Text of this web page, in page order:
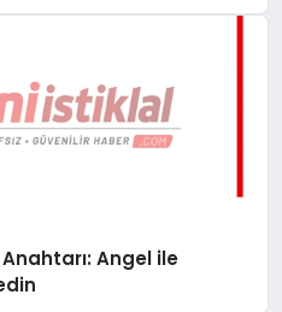
Angel ile